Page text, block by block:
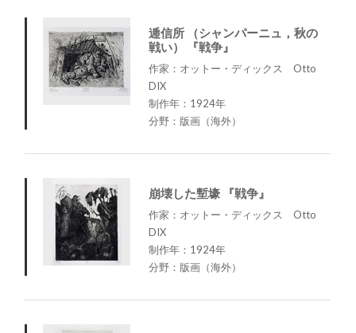
逓信所 （シャンパーニュ，秋の
戦い） 『戦争』
作家：オットー・ディックス Otto
DIX
制作年：1924年
分野：版画（海外）
崩壊した塹壕 『戦争』
作家：オットー・ディックス Otto
DIX
制作年：1924年
分野：版画（海外）